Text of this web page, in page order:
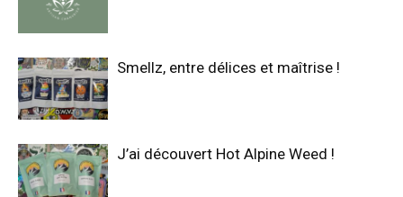
Smellz, entre délices et maîtrise !
J’ai découvert Hot Alpine Weed !